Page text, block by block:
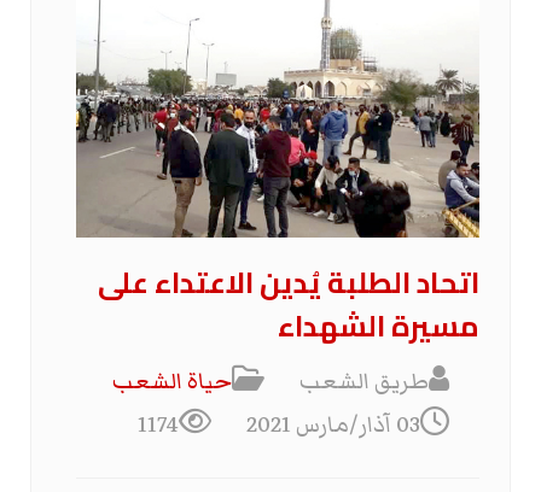
اتحاد الطلبة يُدين الاعتداء على
مسيرة الشهداء
طريق الشعب
حياة الشعب
03 آذار/مارس 2021
1174